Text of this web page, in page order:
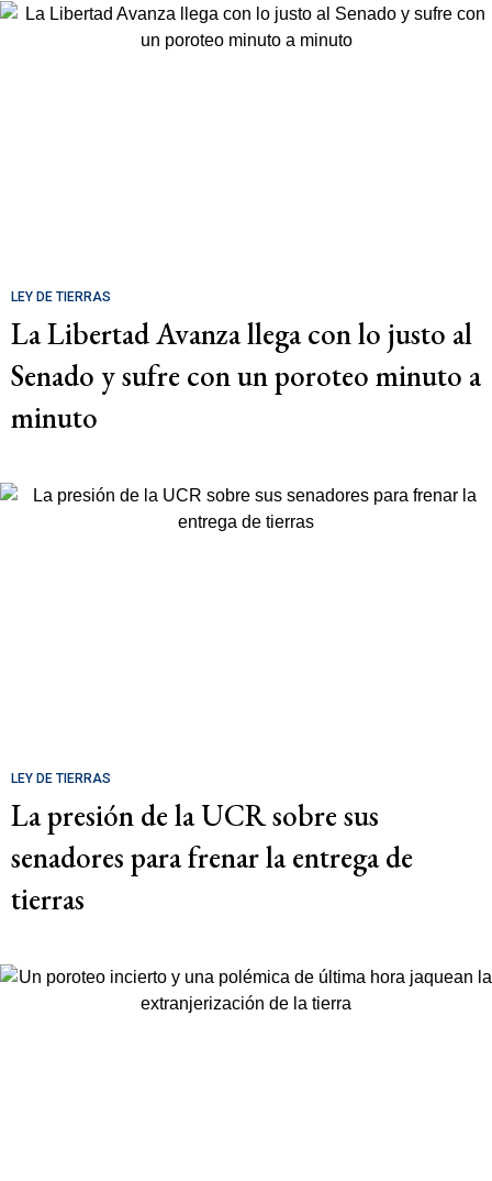
LEY DE TIERRAS
La Libertad Avanza llega con lo justo al
Senado y sufre con un poroteo minuto a
minuto
LEY DE TIERRAS
La presión de la UCR sobre sus
senadores para frenar la entrega de
tierras